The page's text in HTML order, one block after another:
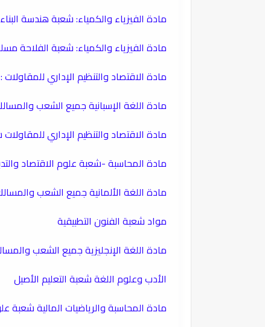
​مادة الفيزياء والكمياء: شعبة هندسة
​مادة الفيزياء والكمياء: شعبة الفلاحة
​مادة الاقتصاد والتنظيم الإداري
​مادة اللغة الإسبانية جميع الشعب
مادة الاقتصاد والتنظيم الإداري
​مادة المحاسبة -شعبة علوم الاقتصاد
مادة اللغة الألمانية جميع الشعب
​مواد شعبة الفنون التطبيقية
​مادة اللغة الإنجليزية جميع الشعب
​الأدب وعلوم اللغة شعبة التعليم الأصيل
​مادة المحاسبة والرياضيات المالية شعبة